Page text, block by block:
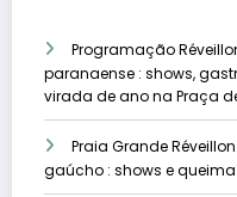
Programação
paranaense : shows,
virada de ano na Praça
Praia Grande
gaúcho : shows e